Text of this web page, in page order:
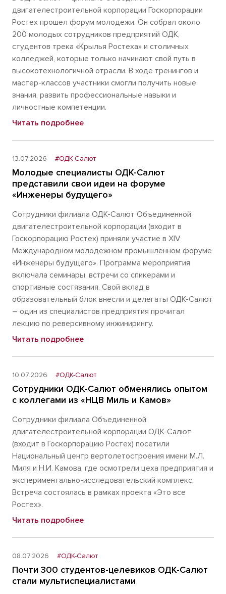
двигателестроительной корпорации Госкорпорации
Ростех прошел форум молодежи. Он собрал около
200 молодых сотрудников предприятий ОДК,
студентов трека «Крылья Ростеха» и столичных
колледжей, которые только начинают свой путь в
высокотехнологичной отрасли. В ходе тренингов и
мастер-классов участники смогли получить новые
знания, развить профессиональные навыки и
личностные компетенции.
Читать подробнее
13.07.2026 #ОДК-Салют
Молодые специалисты ОДК-Салют
представили свои идеи на форуме
«Инженеры будущего»
Сотрудники филиала ОДК-Салют Объединенной
двигателестроительной корпорации (входит в
Госкорпорацию Ростех) приняли участие в XIV
Международном молодежном промышленном форуме
«Инженеры будущего». Программа мероприятия
включала семинары, встречи со спикерами и
спортивные состязания. Свой вклад в
образовательный блок внесли и делегаты ОДК-Салют
– один из специалистов предприятия прочитал
лекцию по реверсивному инжинирингу.
Читать подробнее
10.07.2026 #ОДК-Салют
Сотрудники ОДК-Салют обменялись опытом
с коллегами из «НЦВ Миль и Камов»
Сотрудники филиала Объединенной
двигателестроительной корпорации ОДК-Салют
(входит в Госкорпорацию Ростех) посетили
Национальный центр вертолетостроения имени М.Л.
Миля и Н.И. Камова, где осмотрели цеха предприятия и
экспериментально-исследовательский комплекс.
Встреча состоялась в рамках проекта «Это все
Ростех».
Читать подробнее
08.07.2026 #ОДК-Салют
Почти 300 студентов-целевиков ОДК-Салют
стали мультиспециалистами